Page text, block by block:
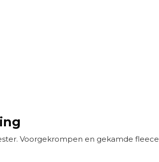
Voorgekrompen en gekamde fleece